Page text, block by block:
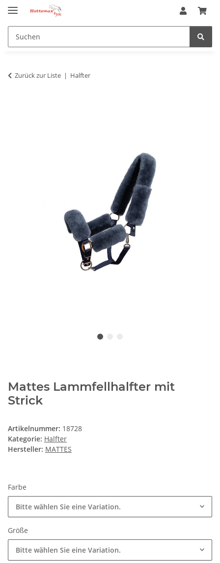
Zurück zur Liste Halfter
Mattes Lammfellhalfter mit
Strick
Artikelnummer: 18728
Kategorie: Halfter
Hersteller: MATTES
Farbe
Bitte wählen Sie eine Variation.
Größe
Bitte wählen Sie eine Variation.